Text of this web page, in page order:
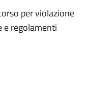
per violazione
e regolamenti